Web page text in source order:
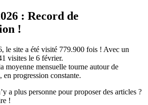
: Record de
!
le site a été visité 779.900 fois ! Avec un
visites le 6 février.
moyenne mensuelle tourne autour de
en progression constante.
a plus personne pour proposer des articles ?
!